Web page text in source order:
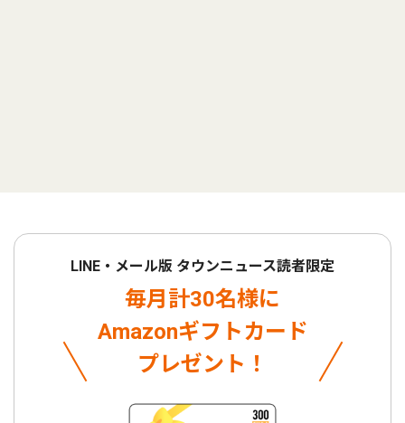
LINE・メール版 タウンニュース読者限定
毎月計30名様に
Amazonギフトカード
プレゼント！